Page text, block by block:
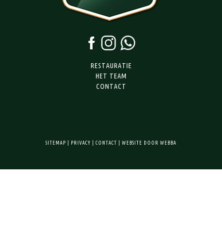
RESTAURATIE
HET TEAM
CONTACT
SITEMAP PRIVACY CONTACT WEBSITE DOOR WEBBA